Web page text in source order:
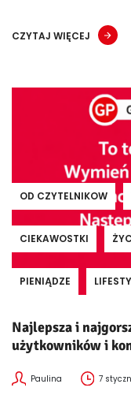
CZYTAJ WIĘCEJ
OD CZYTELNIKOW
CIEKAWOSTKI
PIENIĄDZE
Najlepsza i
użytkowników i
Paulina 7